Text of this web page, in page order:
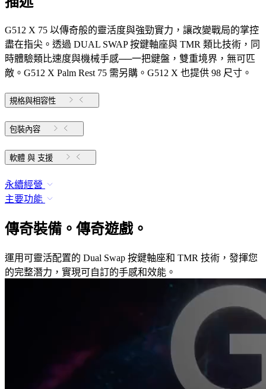
G512 X 75 以傳奇般的靈活度與強勁實力，讓改變戰局的掌控
盡在指尖。透過 DUAL SWAP 按鍵軸座與 TMR 類比技術，同
時體驗類比速度與機械手感──一把鍵盤，雙重境界，無可匹
敵。G512 X Palm Rest 75 需另購。G512 X 也提供 98 尺寸。
規格與相容性
包裝內容
軟體 與 支援
永續經營
主要功能
傳奇裝備。傳奇遊戲。
運用可靈活配置的 Dual Swap 按鍵軸座和 TMR 技術，發揮您
的完整潛力，實現可自訂的手感和效能。